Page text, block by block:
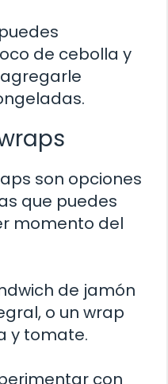
de cebolla y
son opciones
que puedes
momento del
de jamón
o un wrap
y tomate.
con